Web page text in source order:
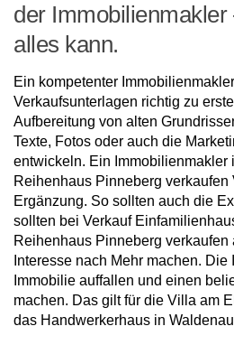
der Immobilienmakler
alles kann.
Ein kompetenter
Verkaufsunterlagen richtig zu
Aufbereitung von alten
Texte, Fotos oder auch die
entwickeln. Ein Immobilienmakler
Reihenhaus Pinneberg
Ergänzung. So sollten auch die
sollten bei Verkauf
Reihenhaus Pinneberg verkaufen
Interesse nach Mehr machen.
Immobilie auffallen und einen
machen. Das gilt für die Villa am
das Handwerkerhaus in